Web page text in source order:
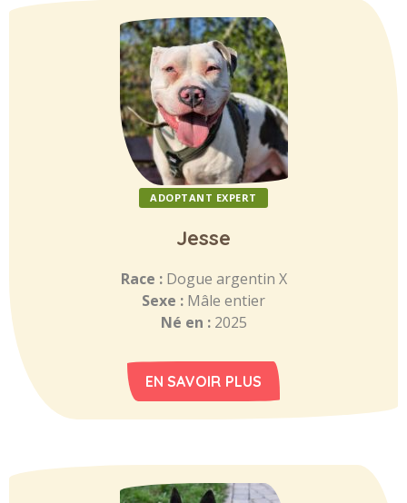
ADOPTANT EXPERT
Jesse
Race : Dogue argentin X
Sexe : Mâle entier
Né en : 2025
EN SAVOIR PLUS